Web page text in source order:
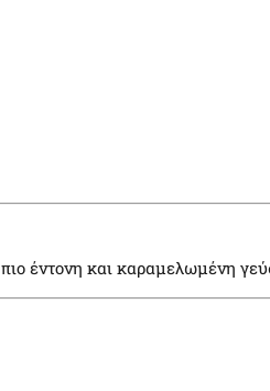
πιο έντονη και καραμελωμένη